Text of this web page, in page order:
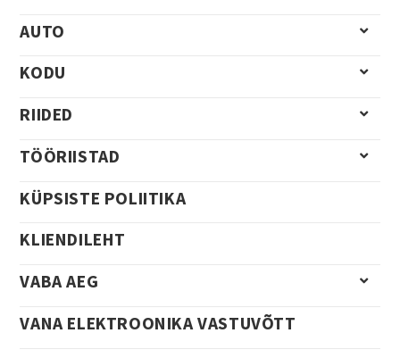
AUTO
KODU
RIIDED
TÖÖRIISTAD
KÜPSISTE POLIITIKA
KLIENDILEHT
VABA AEG
VANA ELEKTROONIKA VASTUVÕTT